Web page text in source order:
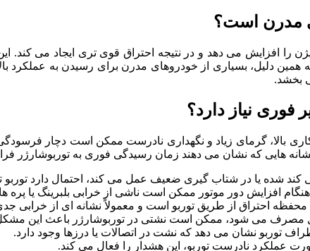
مدرن است؟
را افزایش می دهد و در نتیجه احتراق قوی تری ایجاد می کند.
بسیاری از خودروهای مدرن برای رسیدن به عملکرد بالا
بخشد.
فوری نیاز دارد؟
بالا، گرمای زیاد و نگهداری نادرست ممکن است دچار
هایی که نشان می دهند زمان رسیدگی فوری به توربوشارژر
شده یا در شتاب گیری ضعیف عمل می کند، احتمال دارد توربو
افزایش دور موتور ممکن است ناشی از خرابی بلبرینگ یا پره
محفظه احتراق از طریق توربو است و معمولاً نشانه ای از خرابی
مصرف می شود، ممکن است نشتی در توربوشارژر باعث این
توربو نشان می دهد که نشت در اتصالات یا درزها وجود دارد.